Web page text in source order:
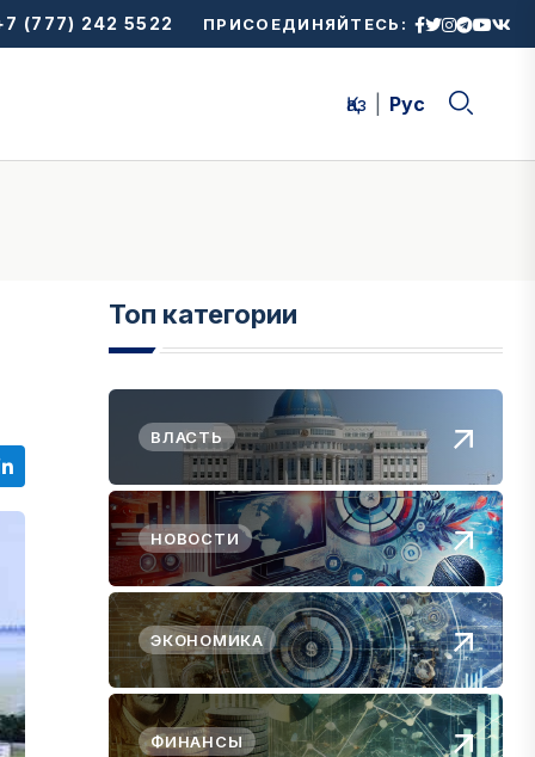
(777) 242 5522 ПРИСОЕДИНЯЙТЕСЬ:
Қаз Рус
Топ категории
ВЛАСТЬ
НОВОСТИ
ЭКОНОМИКА
ФИНАНСЫ